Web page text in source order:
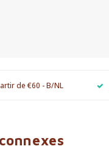
de €60 - B/NL